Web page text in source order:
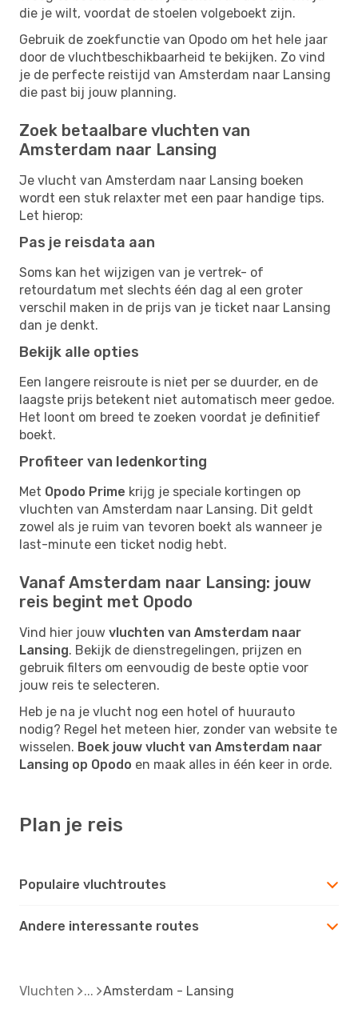
die je wilt, voordat de stoelen volgeboekt zijn.
Gebruik de zoekfunctie van Opodo om het hele jaar
door de vluchtbeschikbaarheid te bekijken. Zo vind
je de perfecte reistijd van Amsterdam naar Lansing
die past bij jouw planning.
Zoek betaalbare vluchten van
Amsterdam naar Lansing
Je vlucht van Amsterdam naar Lansing boeken
wordt een stuk relaxter met een paar handige tips.
Let hierop:
Pas je reisdata aan
Soms kan het wijzigen van je vertrek- of
retourdatum met slechts één dag al een groter
verschil maken in de prijs van je ticket naar Lansing
dan je denkt.
Bekijk alle opties
Een langere reisroute is niet per se duurder, en de
laagste prijs betekent niet automatisch meer gedoe.
Het loont om breed te zoeken voordat je definitief
boekt.
Profiteer van ledenkorting
Met Opodo Prime krijg je speciale kortingen op
vluchten van Amsterdam naar Lansing. Dit geldt
zowel als je ruim van tevoren boekt als wanneer je
last-minute een ticket nodig hebt.
Vanaf Amsterdam naar Lansing: jouw
reis begint met Opodo
Vind hier jouw vluchten van Amsterdam naar
Lansing. Bekijk de dienstregelingen, prijzen en
gebruik filters om eenvoudig de beste optie voor
jouw reis te selecteren.
Heb je na je vlucht nog een hotel of huurauto
nodig? Regel het meteen hier, zonder van website te
wisselen. Boek jouw vlucht van Amsterdam naar
Lansing op Opodo en maak alles in één keer in orde.
Plan je reis
Populaire vluchtroutes
Andere interessante routes
Vluchten Amsterdam - Lansing